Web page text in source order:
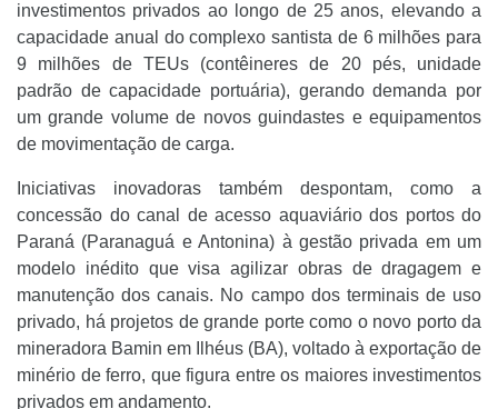
investimentos privados ao longo de 25 anos, elevando a
capacidade anual do complexo santista de 6 milhões para
9 milhões de TEUs (contêineres de 20 pés, unidade
padrão de capacidade portuária), gerando demanda por
um grande volume de novos guindastes e equipamentos
de movimentação de carga.
Iniciativas inovadoras também despontam, como a
concessão do canal de acesso aquaviário dos portos do
Paraná (Paranaguá e Antonina) à gestão privada em um
modelo inédito que visa agilizar obras de dragagem e
manutenção dos canais. No campo dos terminais de uso
privado, há projetos de grande porte como o novo porto da
mineradora Bamin em Ilhéus (BA), voltado à exportação de
minério de ferro, que figura entre os maiores investimentos
privados em andamento.